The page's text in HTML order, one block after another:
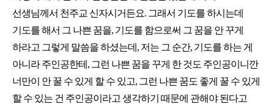
선생님께서 천주교 신자시거든요. 그래서 기도를 하시는데
기도를 해서 그 나쁜 꿈을, 기도를 함으로써 그 꿈을 안 꾸게
하라고 그렇게 말씀을 하셨는데, 저는 그 순간, 기도를 하는 게
아니라 주인공한테, 그런 나쁜 꿈을 꾸게 한 것도 주인공이니깐
너만이 안 꿀 수 있게 할 수 있고, 그런 나쁜 꿈도 좋게 꿀 수 있게
할 수 있는 건 주인공이라고 생각하기 때문에 관해야 된다고